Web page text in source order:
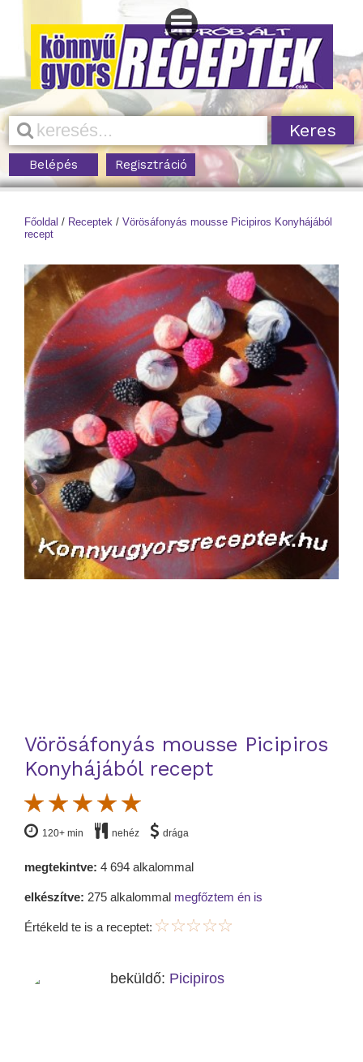
Belépés Regisztráció
Főoldal / Receptek / Vörösáfonyás mousse Picipiros Konyhájából
recept
Vörösáfonyás mousse Picipiros
Konyhájából recept
120+ min nehéz drága
megtekintve: 4 694 alkalommal
elkészítve: 275 alkalommal megfőztem én is
Értékeld te is a receptet:
beküldő: Picipiros